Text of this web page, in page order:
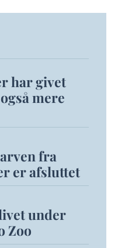
har givet
mere
fra
er afsluttet
under
Zoo